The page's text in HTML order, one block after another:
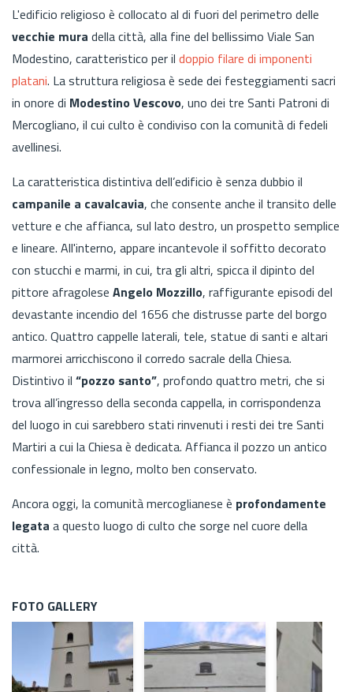
L'edificio religioso è collocato al di fuori del perimetro delle
vecchie mura della città, alla fine del bellissimo Viale San
Modestino, caratteristico per il doppio filare di imponenti
platani. La struttura religiosa è sede dei festeggiamenti sacri
in onore di Modestino Vescovo, uno dei tre Santi Patroni di
Mercogliano, il cui culto è condiviso con la comunità di fedeli
avellinesi.
La caratteristica distintiva dell’edificio è senza dubbio il
campanile a cavalcavia, che consente anche il transito delle
vetture e che affianca, sul lato destro, un prospetto semplice
e lineare. All'interno, appare incantevole il soffitto decorato
con stucchi e marmi, in cui, tra gli altri, spicca il dipinto del
pittore afragolese Angelo Mozzillo, raffigurante episodi del
devastante incendio del 1656 che distrusse parte del borgo
antico. Quattro cappelle laterali, tele, statue di santi e altari
marmorei arricchiscono il corredo sacrale della Chiesa.
Distintivo il “pozzo santo”, profondo quattro metri, che si
trova all’ingresso della seconda cappella, in corrispondenza
del luogo in cui sarebbero stati rinvenuti i resti dei tre Santi
Martiri a cui la Chiesa è dedicata. Affianca il pozzo un antico
confessionale in legno, molto ben conservato.
Ancora oggi, la comunità mercoglianese è profondamente
legata a questo luogo di culto che sorge nel cuore della
città.
FOTO GALLERY